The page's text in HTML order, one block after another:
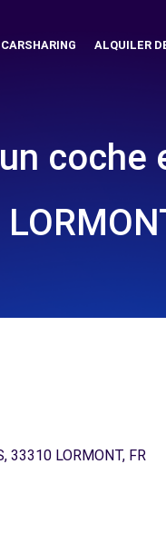
CARSHARING ALQUILER
coche
33310 LORMONT, FR